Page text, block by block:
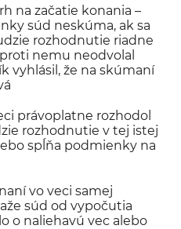
na začatie konania –
súd neskúma, ak sa
rozhodnutie riadne
nemu neodvolal
vyhlásil, že na skúmaní
právoplatne rozhodol
rozhodnutie v tej istej
spĺňa podmienky na
vo veci samej
súd od vypočutia
o naliehavú vec alebo